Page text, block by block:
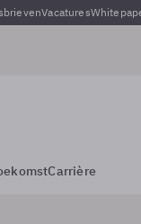
Vacatures
Carrière